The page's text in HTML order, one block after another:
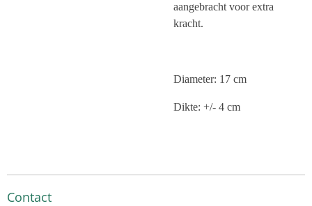
aangebracht voor extra
kracht.
Diameter: 17 cm
Dikte: +/- 4 cm
Contact